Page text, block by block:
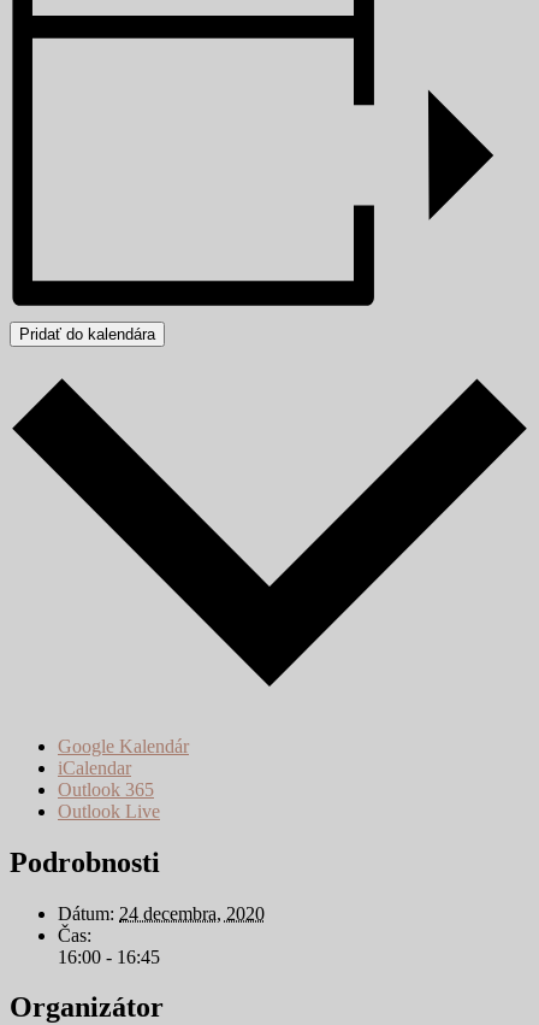
Pridať do kalendára
Google Kalendár
iCalendar
Outlook 365
Outlook Live
Podrobnosti
Dátum: 24 decembra, 2020
Čas:
16:00 - 16:45
Organizátor